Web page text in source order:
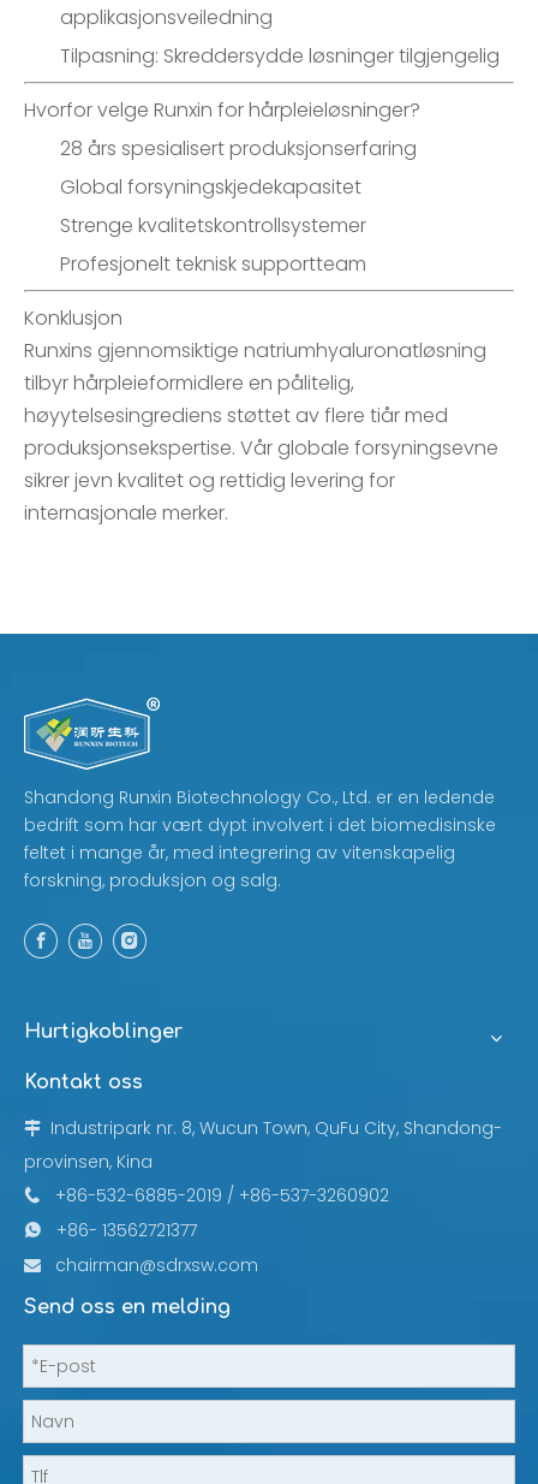
applikasjonsveiledning
Tilpasning: Skreddersydde løsninger tilgjengelig
Hvorfor velge Runxin for hårpleieløsninger?
28 års spesialisert produksjonserfaring
Global forsyningskjedekapasitet
Strenge kvalitetskontrollsystemer
Profesjonelt teknisk supportteam
Konklusjon
Runxins gjennomsiktige natriumhyaluronatløsning
tilbyr hårpleieformidlere en pålitelig,
høyytelsesingrediens støttet av flere tiår med
produksjonsekspertise. Vår globale forsyningsevne
sikrer jevn kvalitet og rettidig levering for
internasjonale merker.
Shandong Runxin Biotechnology Co., Ltd. er en ledende
bedrift som har vært dypt involvert i det biomedisinske
feltet i mange år, med integrering av vitenskapelig
forskning, produksjon og salg.
Hurtigkoblinger
Kontakt oss

Industripark nr. 8, Wucun Town, QuFu City, Shandong-
provinsen, Kina
 +86-532-6885-2019 / +86-537-3260902
 +86- 13562721377
 chairman@sdrxsw.com
Send oss ​​en melding